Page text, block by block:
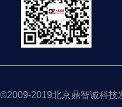
©2009-2019北京鼎智诚科技